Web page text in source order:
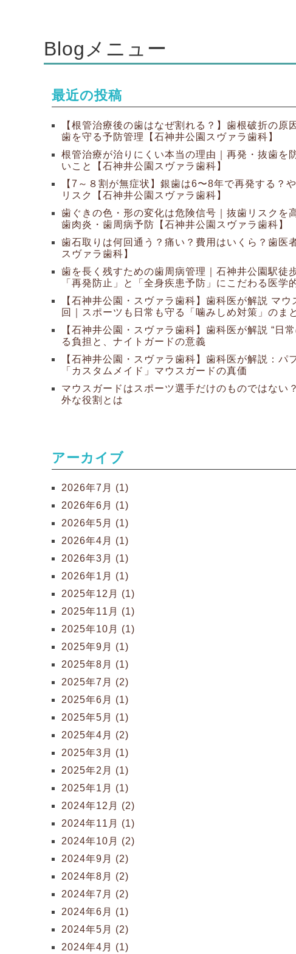
Blogメニュー
最近の投稿
【根管治療後の歯はなぜ割れる？】歯根破折の原
歯を守る予防管理【石神井公園スヴァラ歯科】
根管治療が治りにくい本当の理由｜再発・抜歯を
いこと【石神井公園スヴァラ歯科】
【7～８割が無症状】銀歯は6〜8年で再発する？
リスク【石神井公園スヴァラ歯科】
歯ぐきの色・形の変化は危険信号｜抜歯リスクを
歯肉炎・歯周病予防【石神井公園スヴァラ歯科】
歯石取りは何回通う？痛い？費用はいくら？歯医
スヴァラ歯科】
歯を長く残すための歯周病管理｜石神井公園駅徒
「再発防止」と「全身疾患予防」にこだわる医学
【石神井公園・スヴァラ歯科】歯科医が解説 マ
回｜スポーツも日常も守る「噛みしめ対策」のま
【石神井公園・スヴァラ歯科】歯科医が解説 “日
る負担と、ナイトガードの意義
【石神井公園・スヴァラ歯科】歯科医が解説：パ
「カスタムメイド」マウスガードの真価
マウスガードはスポーツ選手だけのものではない
外な役割とは
アーカイブ
2026年7月 (1)
2026年6月 (1)
2026年5月 (1)
2026年4月 (1)
2026年3月 (1)
2026年1月 (1)
2025年12月 (1)
2025年11月 (1)
2025年10月 (1)
2025年9月 (1)
2025年8月 (1)
2025年7月 (2)
2025年6月 (1)
2025年5月 (1)
2025年4月 (2)
2025年3月 (1)
2025年2月 (1)
2025年1月 (1)
2024年12月 (2)
2024年11月 (1)
2024年10月 (2)
2024年9月 (2)
2024年8月 (2)
2024年7月 (2)
2024年6月 (1)
2024年5月 (2)
2024年4月 (1)